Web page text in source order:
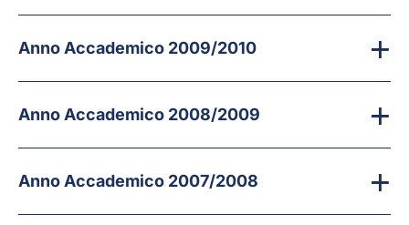
Anno Accademico 2009/2010
Anno Accademico 2008/2009
Anno Accademico 2007/2008